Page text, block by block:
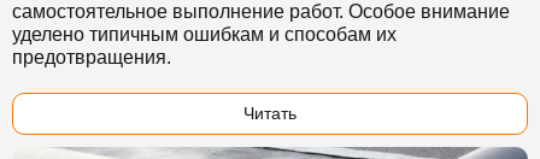
самостоятельное выполнение работ. Особое внимание
уделено типичным ошибкам и способам их
предотвращения.
Читать